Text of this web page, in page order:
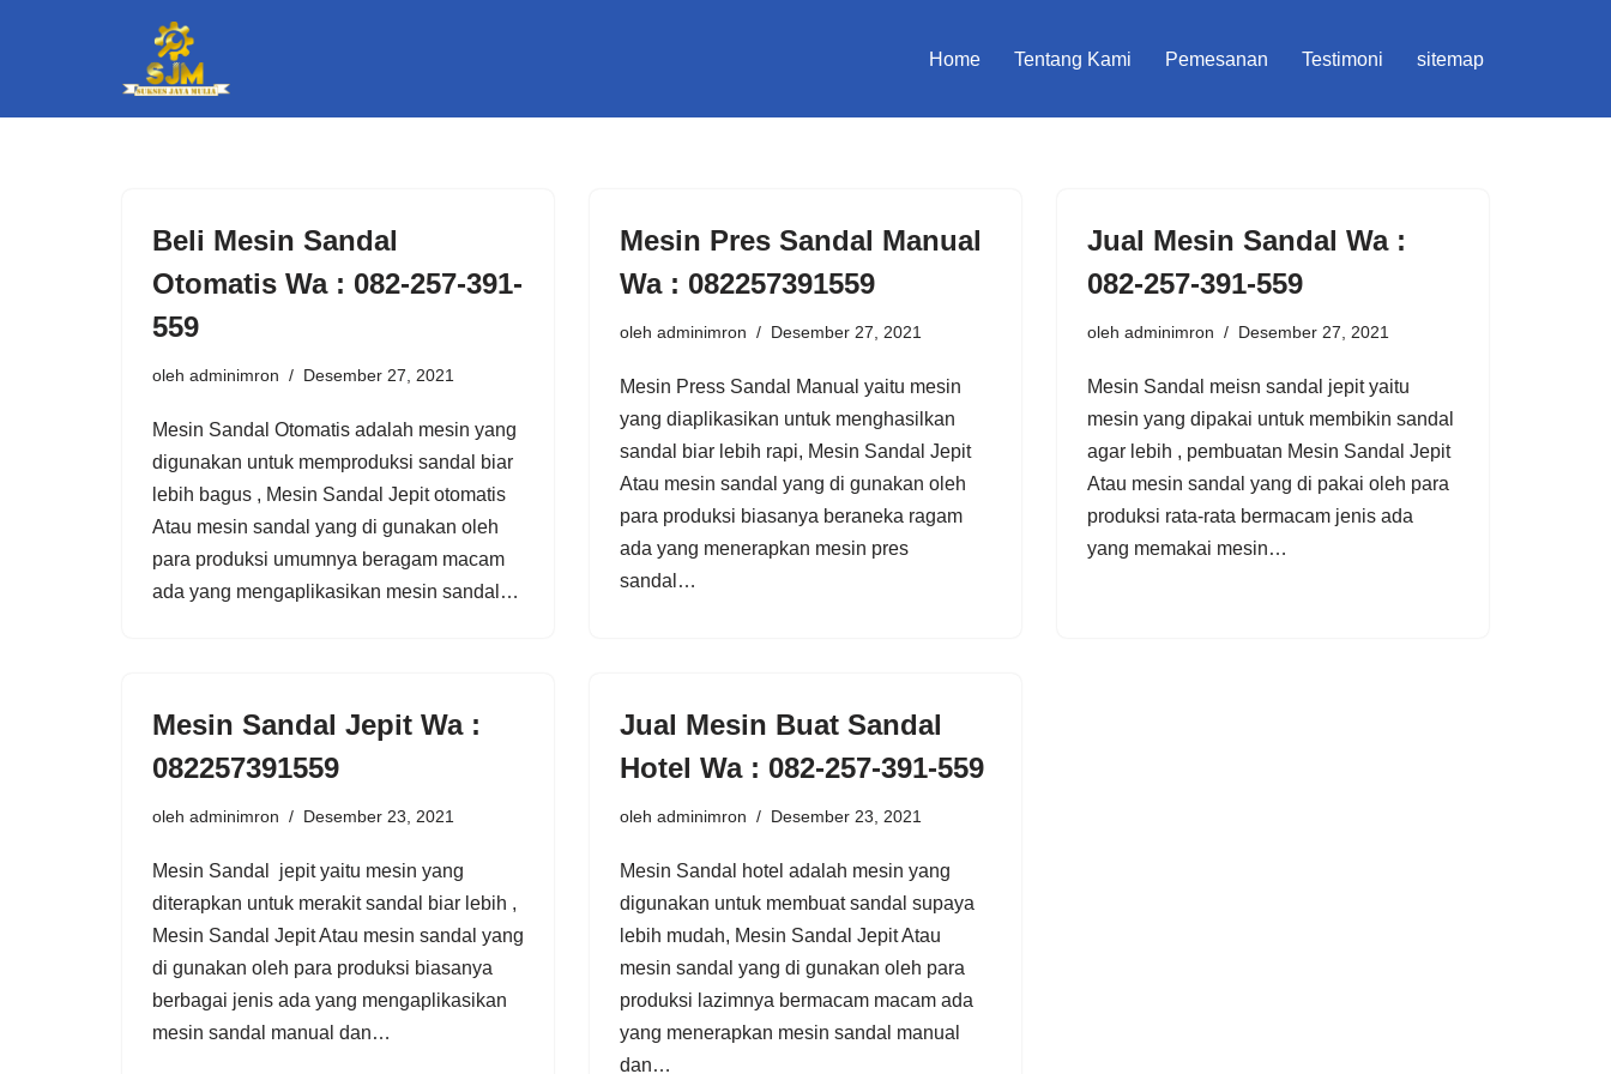
Home Tentang Kami Pemesanan Testimoni sitemap
Beli Mesin Sandal
Otomatis Wa : 082-257-391-
559
oleh adminimron Desember 27, 2021
Mesin Sandal Otomatis adalah mesin yang
digunakan untuk memproduksi sandal biar
lebih bagus , Mesin Sandal Jepit otomatis
Atau mesin sandal yang di gunakan oleh
para produksi umumnya beragam macam
ada yang mengaplikasikan mesin sandal…
Mesin Pres Sandal Manual
Wa : 082257391559
oleh adminimron Desember 27, 2021
Mesin Press Sandal Manual yaitu mesin
yang diaplikasikan untuk menghasilkan
sandal biar lebih rapi, Mesin Sandal Jepit
Atau mesin sandal yang di gunakan oleh
para produksi biasanya beraneka ragam
ada yang menerapkan mesin pres
sandal…
Jual Mesin Sandal Wa :
082-257-391-559
oleh adminimron Desember 27, 2021
Mesin Sandal meisn sandal jepit yaitu
mesin yang dipakai untuk membikin sandal
agar lebih , pembuatan Mesin Sandal Jepit
Atau mesin sandal yang di pakai oleh para
produksi rata-rata bermacam jenis ada
yang memakai mesin…
Mesin Sandal Jepit Wa :
082257391559
oleh adminimron Desember 23, 2021
Mesin Sandal jepit yaitu mesin yang
diterapkan untuk merakit sandal biar lebih ,
Mesin Sandal Jepit Atau mesin sandal yang
di gunakan oleh para produksi biasanya
berbagai jenis ada yang mengaplikasikan
mesin sandal manual dan…
Jual Mesin Buat Sandal
Hotel Wa : 082-257-391-559
oleh adminimron Desember 23, 2021
Mesin Sandal hotel adalah mesin yang
digunakan untuk membuat sandal supaya
lebih mudah, Mesin Sandal Jepit Atau
mesin sandal yang di gunakan oleh para
produksi lazimnya bermacam macam ada
yang menerapkan mesin sandal manual
dan…